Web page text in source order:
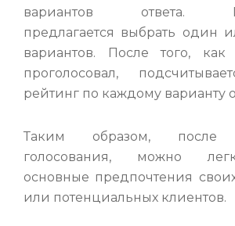
вариантов ответа.
предлагается выбрать один
вариантов. После того, как
проголосовал,
рейтинг по каждому варианту
Таким образом, после
голосования, можно
основные предпочтения
или потенциальных клиентов.